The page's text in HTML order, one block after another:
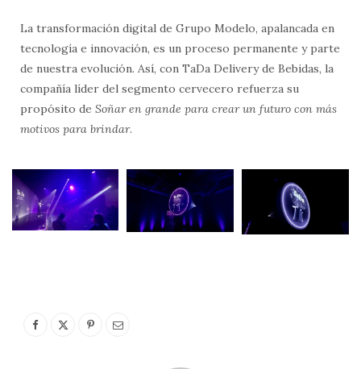
La transformación digital de Grupo Modelo, apalancada en
tecnología e innovación, es un proceso permanente y parte
de nuestra evolución. Así, con TaDa Delivery de Bebidas, la
compañía líder del segmento cervecero refuerza su
propósito de Soñar en grande para crear un futuro con más
motivos para brindar.